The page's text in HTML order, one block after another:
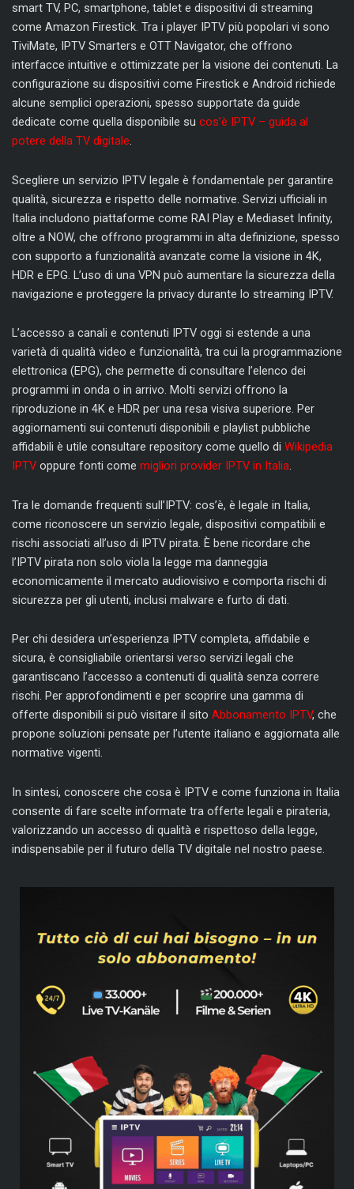
smart TV, PC, smartphone, tablet e dispositivi di streaming
come Amazon Firestick. Tra i player IPTV più popolari vi sono
TiviMate, IPTV Smarters e OTT Navigator, che offrono
interfacce intuitive e ottimizzate per la visione dei contenuti. La
configurazione su dispositivi come Firestick e Android richiede
alcune semplici operazioni, spesso supportate da guide
dedicate come quella disponibile su cos’è IPTV – guida al
potere della TV digitale.
Scegliere un servizio IPTV legale è fondamentale per garantire
qualità, sicurezza e rispetto delle normative. Servizi ufficiali in
Italia includono piattaforme come RAI Play e Mediaset Infinity,
oltre a NOW, che offrono programmi in alta definizione, spesso
con supporto a funzionalità avanzate come la visione in 4K,
HDR e EPG. L’uso di una VPN può aumentare la sicurezza della
navigazione e proteggere la privacy durante lo streaming IPTV.
L’accesso a canali e contenuti IPTV oggi si estende a una
varietà di qualità video e funzionalità, tra cui la programmazione
elettronica (EPG), che permette di consultare l’elenco dei
programmi in onda o in arrivo. Molti servizi offrono la
riproduzione in 4K e HDR per una resa visiva superiore. Per
aggiornamenti sui contenuti disponibili e playlist pubbliche
affidabili è utile consultare repository come quello di Wikipedia
IPTV oppure fonti come migliori provider IPTV in Italia.
Tra le domande frequenti sull’IPTV: cos’è, è legale in Italia,
come riconoscere un servizio legale, dispositivi compatibili e
rischi associati all’uso di IPTV pirata. È bene ricordare che
l’IPTV pirata non solo viola la legge ma danneggia
economicamente il mercato audiovisivo e comporta rischi di
sicurezza per gli utenti, inclusi malware e furto di dati.
Per chi desidera un’esperienza IPTV completa, affidabile e
sicura, è consigliabile orientarsi verso servizi legali che
garantiscano l’accesso a contenuti di qualità senza correre
rischi. Per approfondimenti e per scoprire una gamma di
offerte disponibili si può visitare il sito Abbonamento IPTV, che
propone soluzioni pensate per l’utente italiano e aggiornata alle
normative vigenti.
In sintesi, conoscere che cosa è IPTV e come funziona in Italia
consente di fare scelte informate tra offerte legali e pirateria,
valorizzando un accesso di qualità e rispettoso della legge,
indispensabile per il futuro della TV digitale nel nostro paese.